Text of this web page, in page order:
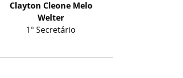
Clayton Cleone Melo
Welter
1° Secretário